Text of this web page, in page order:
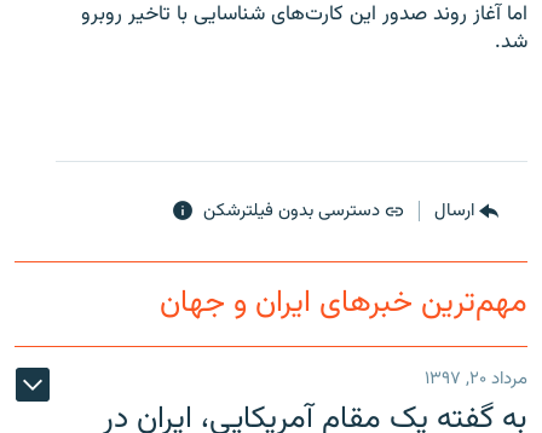
اما آغاز روند صدور این کارت‌های شناسایی با تاخیر روبرو
شد.
ارسال دسترسی بدون فیلترشکن
مهم‌ترین خبرهای ایران و جهان
مرداد ۲۰, ۱۳۹۷
به گفته یک مقام آمریکایی، ایران در